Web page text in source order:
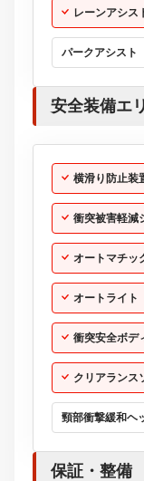
レーンアシス
パークアシスト
安全装備エ
横滑り防止装
衝突被害軽減
オートマチッ
オートライト
衝突安全ボデ
クリアランス
頸部衝撃緩和ヘ
保証・整備